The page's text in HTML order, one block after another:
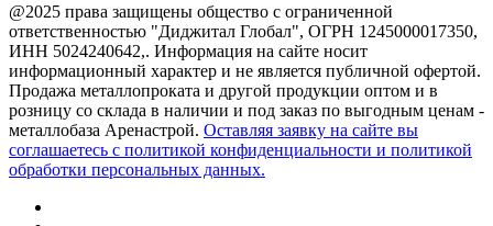
@2025 права защищены общество с ограниченной
ответственностью "Диджитал Глобал", ОГРН 1245000017350,
ИНН 5024240642,. Информация на сайте носит
информационный характер и не является публичной офертой.
Продажа металлопроката и другой продукции оптом и в
розницу со склада в наличии и под заказ по выгодным ценам -
металлобаза Аренастрой. Оставляя заявку на сайте вы
соглашаетесь с политикой конфиденциальности и политикой
обработки персональных данных.